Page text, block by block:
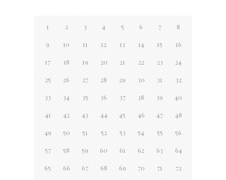
1 2 3 4 5 6 7 8
9 10 11 12 13 14 15 16
17 18 19 20 21 22 23 24
25 26 27 28 29 30 31 32
33 34 35 36 37 38 39 40
41 42 43 44 45 46 47 48
49 50 51 52 53 54 55 56
57 58 59 60 61 62 63 64
65 66 67 68 69 70 71 72